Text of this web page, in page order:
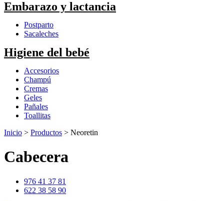
Embarazo y lactancia
Postparto
Sacaleches
Higiene del bebé
Accesorios
Champú
Cremas
Geles
Pañales
Toallitas
Inicio > Productos > Neoretin
Cabecera
976 41 37 81
622 38 58 90